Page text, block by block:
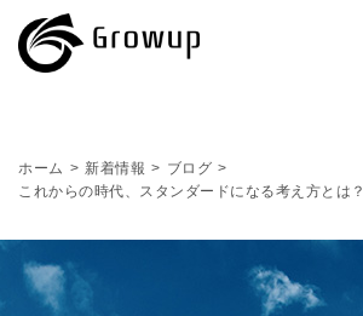
サービス
ホーム > 新着情報 > ブログ >
これからの時代、スタンダードになる考え方とは？